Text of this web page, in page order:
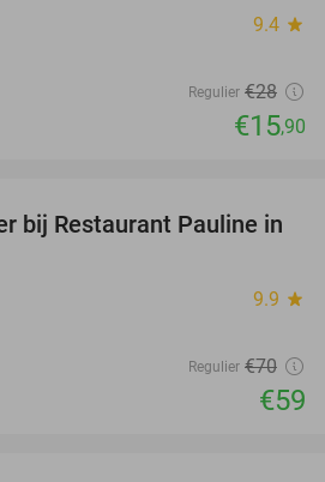
9.4 star
Regulier €28
€15,90
16%
bij Restaurant Pauline in
9.9 star
Regulier €70
€59